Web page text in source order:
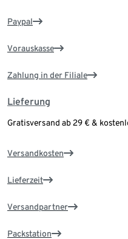
Paypal
Vorauskasse
Zahlung in der Filiale
Lieferung
Gratisversand ab 29 € &
Versandkosten
Lieferzeit
Versandpartner
Packstation